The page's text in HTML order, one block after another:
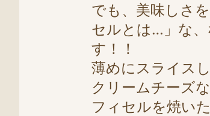
でも、美味しさ
セルとは…」な
す！！
薄めにスライス
クリームチーズ
フィセルを焼い